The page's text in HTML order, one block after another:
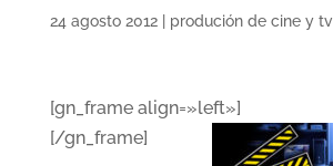
24 agosto 2012| produción de cine y tv
[gn_frame align=»left»]
[/gn_frame]